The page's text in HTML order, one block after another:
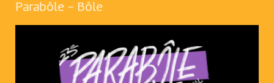
Parabôle - Bôle